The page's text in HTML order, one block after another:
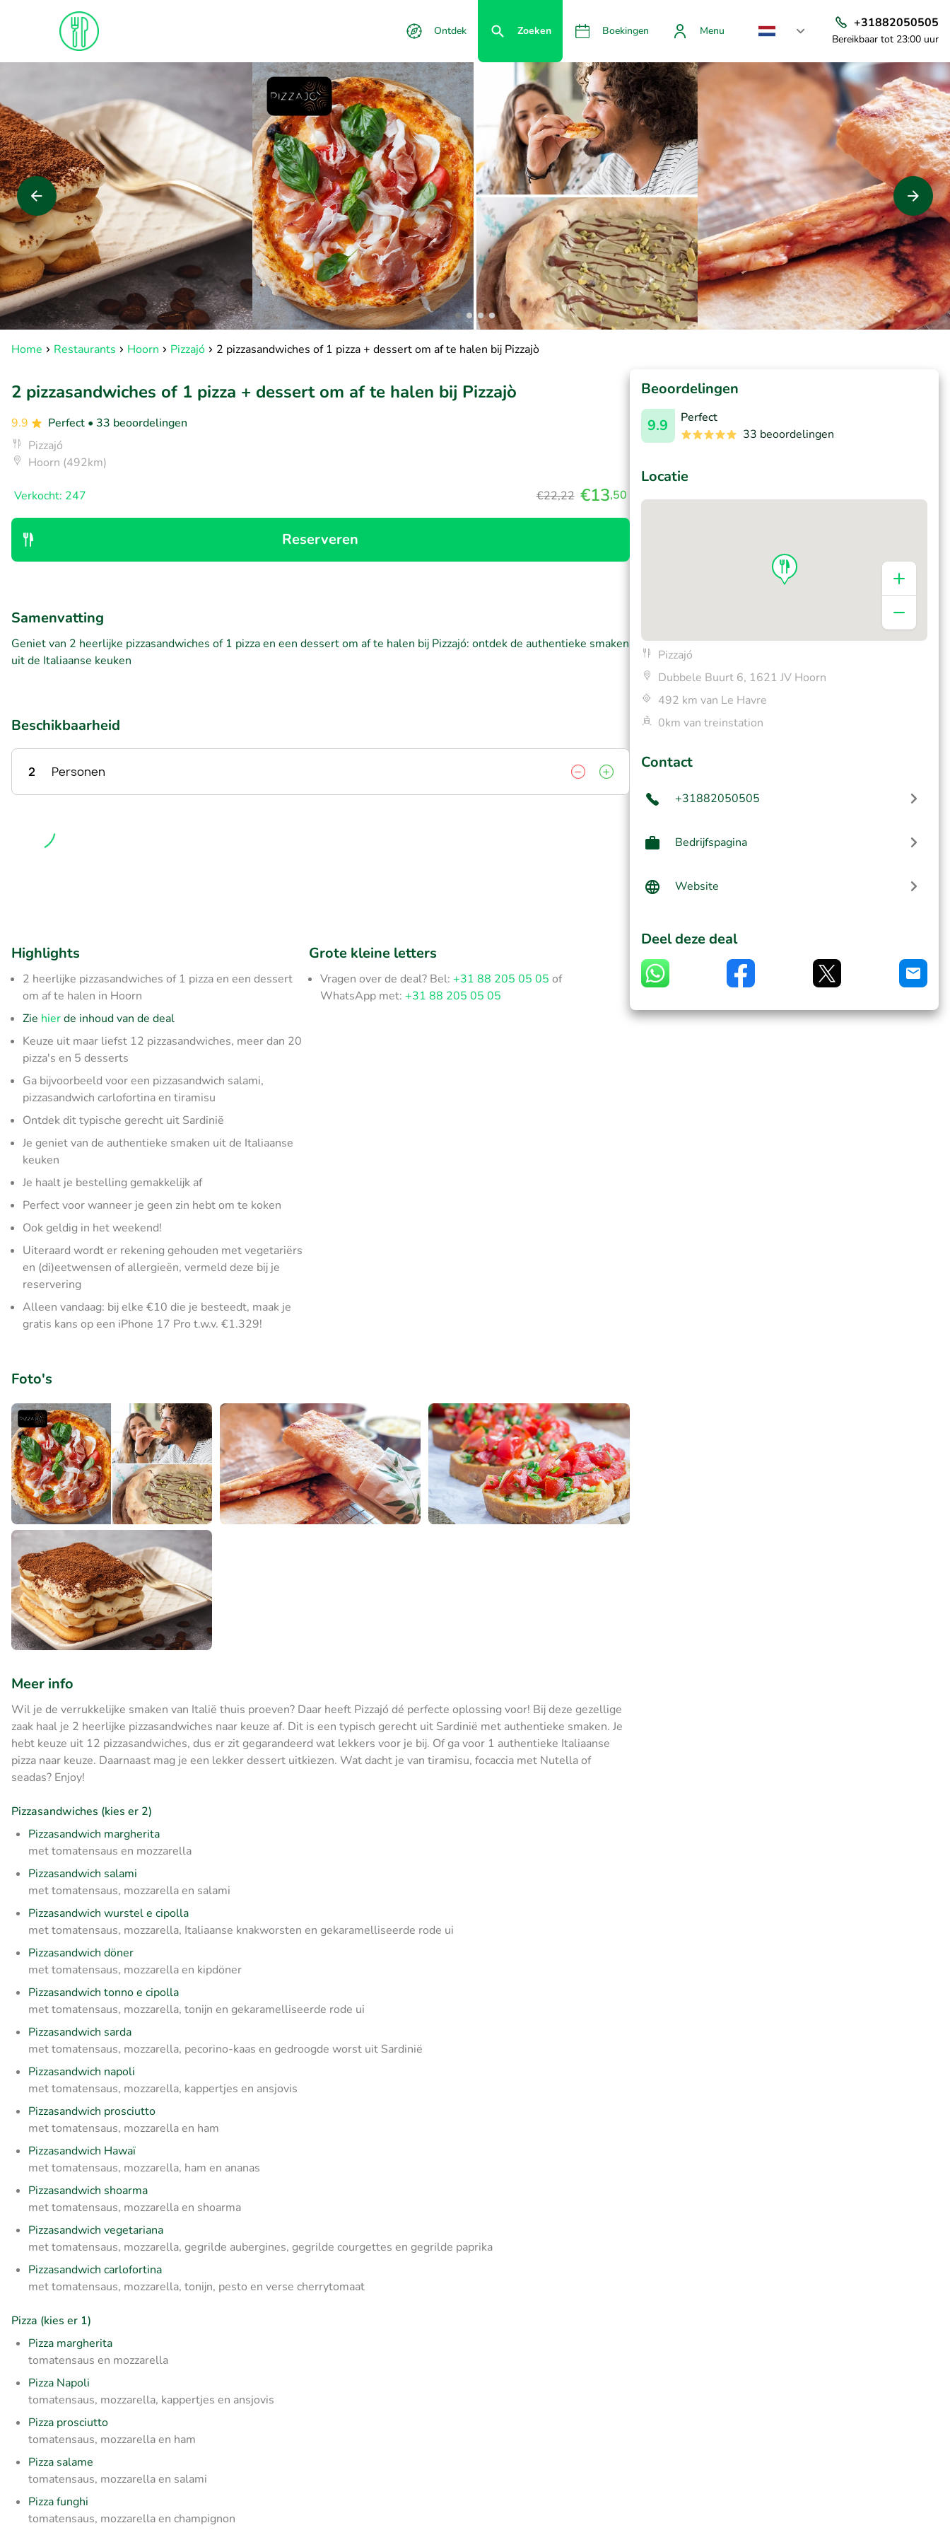
Ontdek Zoeken Boekingen Menu
+31882050505
Bereikbaar tot 23:00 uur
Home Restaurants Hoorn Pizzajó 2 pizzasandwiches of 1 pizza + dessert om af te halen bij Pizzajò
2 pizzasandwiches of 1 pizza + dessert om af te halen bij Pizzajò
9.9 Perfect • 33 beoordelingen
Pizzajó
Hoorn (492km)
Verkocht: 247 €22,22 €13,50
Reserveren
Samenvatting
Geniet van 2 heerlijke pizzasandwiches of 1 pizza en een dessert om af te halen bij Pizzajó: ontdek de authentieke smaken
uit de Italiaanse keuken
Beschikbaarheid
2 Personen
Highlights
2 heerlijke pizzasandwiches of 1 pizza en een dessert
om af te halen in Hoorn
Zie hierde inhoud van de deal
Keuze uit maar liefst 12 pizzasandwiches, meer dan 20
pizza's en 5 desserts
Ga bijvoorbeeld voor een pizzasandwich salami,
pizzasandwich carlofortina en tiramisu
Ontdek dit typische gerecht uit Sardinië
Je geniet van de authentieke smaken uit de Italiaanse
keuken
Je haalt je bestelling gemakkelijk af
Perfect voor wanneer je geen zin hebt om te koken
Ook geldig in het weekend!
Uiteraard wordt er rekening gehouden met vegetariërs
en (di)eetwensen of allergieën, vermeld deze bij je
reservering
Alleen vandaag: bij elke €10 die je besteedt, maak je
gratis kans op een iPhone 17 Pro t.w.v. €1.329!
Grote kleine letters
Vragen over de deal? Bel:+31 88 205 05 05 of
WhatsApp met:+31 88 205 05 05
Foto's
Meer info
Wil je de verrukkelijke smaken van Italië thuis proeven? Daar heeft Pizzajó dé perfecte oplossing voor! Bij deze gezellige
zaak haal je 2 heerlijke pizzasandwiches naar keuze af. Dit is een typisch gerecht uit Sardinië met authentieke smaken. Je
hebt keuze uit 12 pizzasandwiches, dus er zit gegarandeerd wat lekkers voor je bij. Of ga voor 1 authentieke Italiaanse
pizza naar keuze. Daarnaast mag je een lekker dessert uitkiezen. Wat dacht je van tiramisu, focaccia met Nutella of
seadas? Enjoy!
Pizzasandwiches (kies er 2)
Pizzasandwich margherita
met tomatensaus en mozzarella
Pizzasandwich salami
met tomatensaus, mozzarella en salami
Pizzasandwich wurstel e cipolla
met tomatensaus, mozzarella, Italiaanse knakworsten en gekaramelliseerde rode ui
Pizzasandwich döner
met tomatensaus, mozzarella en kipdöner
Pizzasandwich tonno e cipolla
met tomatensaus, mozzarella, tonijn en gekaramelliseerde rode ui
Pizzasandwich sarda
met tomatensaus, mozzarella, pecorino-kaas en gedroogde worst uit Sardinië
Pizzasandwich napoli
met tomatensaus, mozzarella, kappertjes en ansjovis
Pizzasandwich prosciutto
met tomatensaus, mozzarella en ham
Pizzasandwich Hawaï
met tomatensaus, mozzarella, ham en ananas
Pizzasandwich shoarma
met tomatensaus, mozzarella en shoarma
Pizzasandwich vegetariana
met tomatensaus, mozzarella, gegrilde aubergines, gegrilde courgettes en gegrilde paprika
Pizzasandwich carlofortina
met tomatensaus, mozzarella, tonijn, pesto en verse cherrytomaat
Pizza (kies er 1)
Pizza margherita
tomatensaus en mozzarella
Pizza Napoli
tomatensaus, mozzarella, kappertjes en ansjovis
Pizza prosciutto
tomatensaus, mozzarella en ham
Pizza salame
tomatensaus, mozzarella en salami
Pizza funghi
tomatensaus, mozzarella en champignon
Beoordelingen
9.9
Perfect
33 beoordelingen
Locatie
Pizzajó
Dubbele Buurt 6, 1621 JV Hoorn
492 km van Le Havre
0km van treinstation
Contact
+31882050505
Bedrijfspagina
Website
Deel deze deal